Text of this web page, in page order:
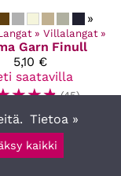
»
‪» Villalangat ‪»
Garn Finull
5,10 €
saatavilla
☆☆☆ (45)
Tietoa »
kaikki